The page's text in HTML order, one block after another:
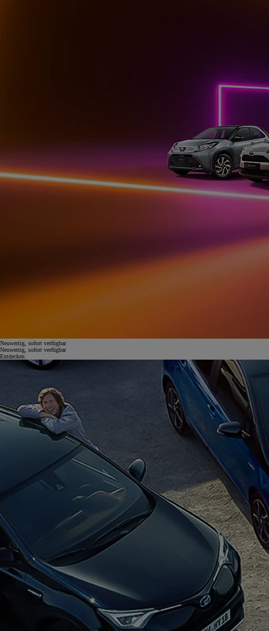
Neuwertig, sofort verfügbar
Neuwertig, sofort verfügbar
Entdecken